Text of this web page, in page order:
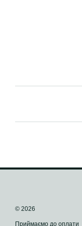
© 2026
Приймаємо до оплати